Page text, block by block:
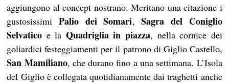
aggiungono al concept nostrano. Meritano una citazione i
gustosissimiPalio dei Somari,Sagra del Coniglio
Selvatico e la Quadriglia in piazza, nella cornice dei
goliardici festeggiamenti per il patrono di Giglio Castello,
San Mamiliano, che durano fino a una settimana. L’Isola
del Giglio è collegata quotidianamente dai traghetti anche